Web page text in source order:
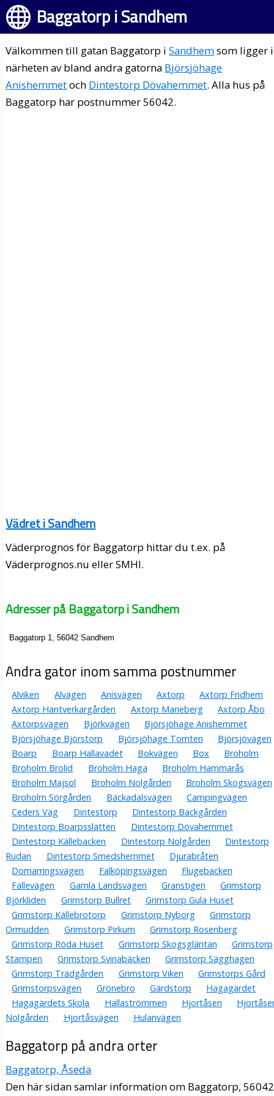
Baggatorp i Sandhem
Välkommen till gatan Baggatorp iSandhemsom ligger i
närheten av bland andra gatorna Björsjöhage
Anishemmetoch Dintestorp Dövahemmet. Alla hus på
Baggatorp har postnummer 56042.
Vädret i Sandhem
Väderprognos för Baggatorp hittar du t.ex. på
Väderprognos.nu eller SMHI.
Adresser på Baggatorp i Sandhem
Baggatorp 1, 56042 Sandhem
Andra gator inom samma postnummer
Alviken Alvägen Anisvägen Axtorp
Axtorp Fridhem
Axtorp Hantverkargården
Axtorp Marieberg
Axtorp Åbo
Axtorpsvägen
Björkvägen
Björsjöhage Anishemmet
Björsjöhage Björstorp
Björsjöhage Tomten
Björsjövägen
Boarp
Boarp Hallavadet Bokvägen Box
Broholm
Broholm Brolid
Broholm Haga
Broholm Hammarås
Broholm Majsol
Broholm Nolgården
Broholm Skogsvägen
Broholm Sörgården
Bäckadalsvägen
Campingvägen
Ceders Väg
Dintestorp
Dintestorp Backgården
Dintestorp Boarpsslätten
Dintestorp Dövahemmet
Dintestorp Källebacken
Dintestorp Nolgården
Dintestorp
Rudan
Dintestorp Smedshemmet
Djurabråten
Domarringsvägen
Falköpingsvägen
Flugebacken
Fällevägen
Gamla Landsvägen Granstigen
Grimstorp
Björkliden
Grimstorp Bullret
Grimstorp Gula Huset
Grimstorp Källebrotorp
Grimstorp Nyborg
Grimstorp
Ormudden
Grimstorp Pirkum
Grimstorp Rosenberg
Grimstorp Röda Huset
Grimstorp Skogsgläntan
Grimstorp
Stampen
Grimstorp Svinabäcken
Grimstorp Sägghagen
Grimstorp Trädgården
Grimstorp Viken
Grimstorps Gård
Grimstorpsvägen
Grönebro Gärdstorp
Hagagärdet
Hagagärdets Skola
Hallaströmmen Hjortåsen
Nolgården
Hjortåsvägen Hulanvägen
Baggatorp på andra orter
Baggatorp, Åseda
Den här sidan samlar information om Baggatorp,